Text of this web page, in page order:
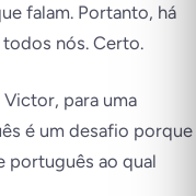
falam. Portanto, há
todos nós. Certo.
para uma
é um desafio porque
português ao qual